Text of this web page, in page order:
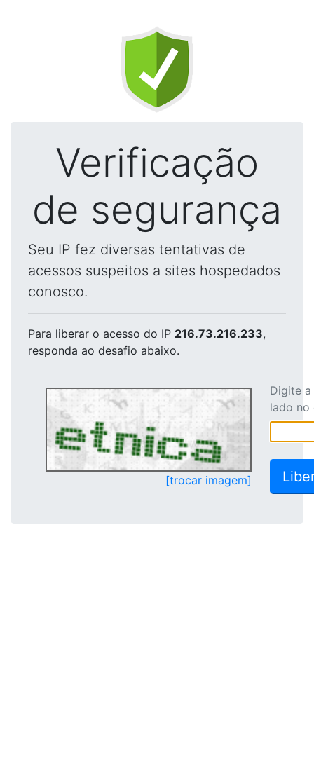
Verificação
de segurança
Seu IP fez diversas tentativas de
acessos suspeitos a sites hospedados
conosco.
Para liberar o acesso do IP 216.73.216.233,
responda ao desafio abaixo.
[trocar imagem]
Digite
lado no